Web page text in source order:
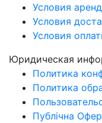
Условия
Условия
Условия
Юридическая
Политика
Политика
Публічна